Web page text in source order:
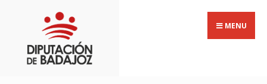
MENU